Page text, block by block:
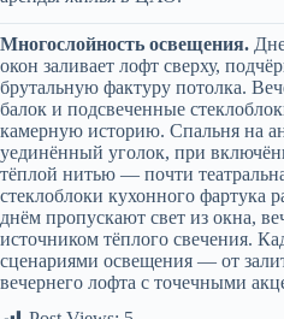
Многослойность освещения.
окон заливает лофт сверху,
брутальную фактуру потолка.
балок и подсвеченные
камерную историю. Спальня на
уединённый уголок, при
тёплой нитью — почти
стеклоблоки кухонного фартука
днём пропускают свет из окна,
источником тёплого свечения.
сценариями освещения — от
вечернего лофта с точечными